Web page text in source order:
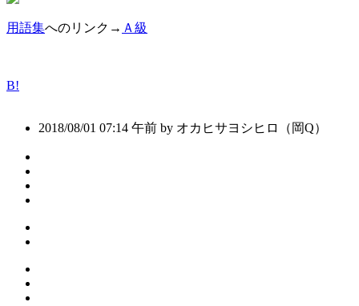
用語集へのリンク→ Ａ級
B!
2018/08/01 07:14 午前 by オカヒサヨシヒロ（岡Q）